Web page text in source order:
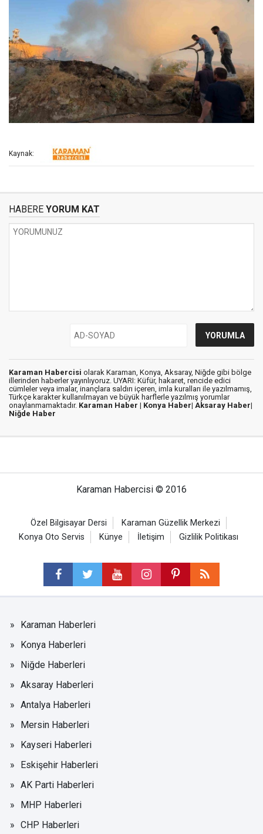
Kaynak:
HABERE YORUM KAT
Karaman Habercisi olarak Karaman, Konya, Aksaray, Niğde gibi bölge
illerinden haberler yayınlıyoruz. UYARI: Küfür, hakaret, rencide edici
cümleler veya imalar, inançlara saldırı içeren, imla kuralları ile yazılmamış,
Türkçe karakter kullanılmayan ve büyük harflerle yazılmış yorumlar
onaylanmamaktadır. Karaman Haber | Konya Haber| Aksaray Haber|
Niğde Haber
Karaman Habercisi © 2016
Özel Bilgisayar Dersi
Karaman Güzellik Merkezi
Konya Oto Servis
Künye İletişim Gizlilik Politikası
Karaman Haberleri
Konya Haberleri
Niğde Haberleri
Aksaray Haberleri
Antalya Haberleri
Mersin Haberleri
Kayseri Haberleri
Eskişehir Haberleri
AK Parti Haberleri
MHP Haberleri
CHP Haberleri